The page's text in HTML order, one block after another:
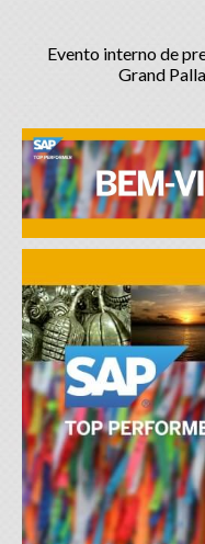
Evento interno de
Grand